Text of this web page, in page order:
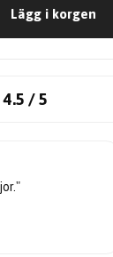
Lägg i korgen
/ 5